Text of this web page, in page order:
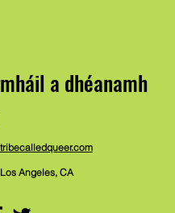
a dhéanamh
Angeles, CA